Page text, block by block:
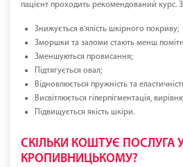
пацієнт проходить рекомендований курс.
Знижується в'ялість шкірного покриву;
Зморшки та заломи стають менш
Зменшуються провисання;
Підтягується овал;
Відновлюється пружність та
Висвітлюється гіперпігментація,
Підвищується якість шкіри.
СКІЛЬКИ КОШТУЄ ПОСЛУГА
КРОПИВНИЦЬКОМУ?